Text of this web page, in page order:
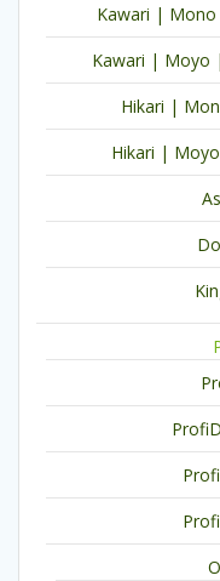
Kawari |
Kawari | Moyo
Hikari |
Hikari |